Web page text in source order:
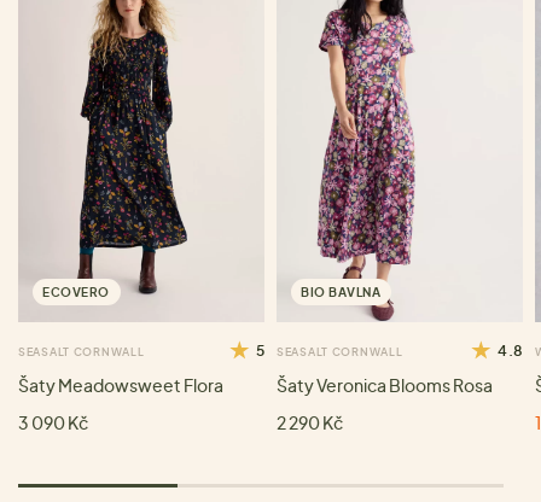
ECOVERO
SEASALT CORNWALL 5
Šaty Meadowsweet Flora
3 090 Kč
BIO BAVLNA
SEASALT CORNWALL 4.8
Šaty Veronica Blooms Rosa
2 290 Kč